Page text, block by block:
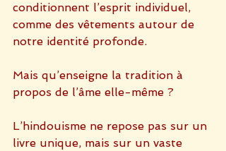
conditionnent l’esprit individuel,
comme des vêtements autour de
notre identité profonde.
Mais qu’enseigne la tradition à
propos de l’âme elle-même ?
L’hindouisme ne repose pas sur un
livre unique, mais sur un vaste